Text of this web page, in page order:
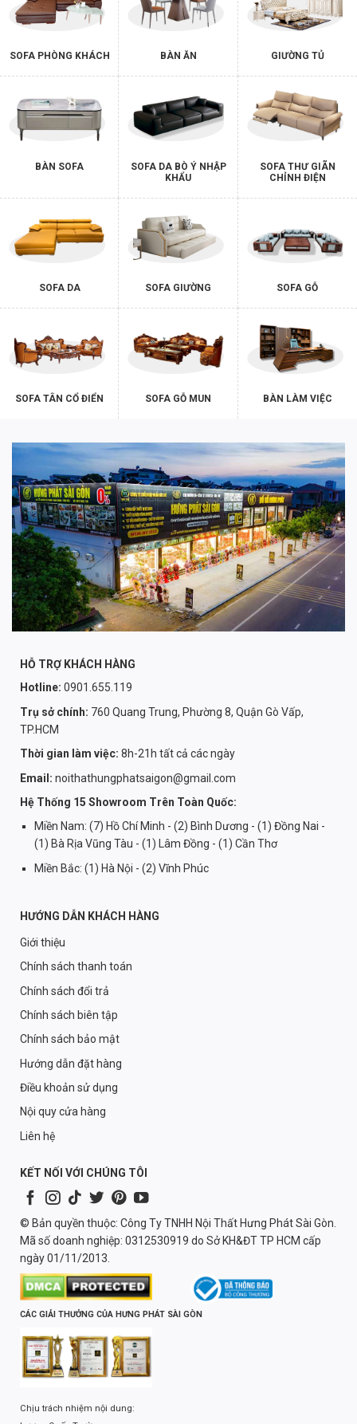
SOFA PHÒNG KHÁCH BÀN ĂN GIƯỜNG TỦ
BÀN SOFA
SOFA DA BÒ Ý NHẬP
KHẨU
SOFA THƯ GIÃN
CHỈNH ĐIỆN
SOFA DA SOFA GIƯỜNG SOFA GỖ
SOFA TÂN CỔ ĐIỂN SOFA GỖ MUN BÀN LÀM VIỆC
HỖ TRỢ KHÁCH HÀNG
Hotline: 0901.655.119
Trụ sở chính: 760 Quang Trung, Phường 8, Quận Gò Vấp,
TP.HCM
Thời gian làm việc: 8h-21h tất cả các ngày
Email: noithathungphatsaigon@gmail.com
Hệ Thống 15 Showroom Trên Toàn Quốc:
Miền Nam: (7) Hồ Chí Minh - (2) Bình Dương - (1) Đồng Nai -
(1) Bà Rịa Vũng Tàu - (1) Lâm Đồng - (1) Cần Thơ
Miền Bắc: (1) Hà Nội - (2) Vĩnh Phúc
HƯỚNG DẪN KHÁCH HÀNG
Giới thiệu
Chính sách thanh toán
Chính sách đổi trả
Chính sách biên tập
Chính sách bảo mật
Hướng dẫn đặt hàng
Điều khoản sử dụng
Nội quy cửa hàng
Liên hệ
KẾT NỐI VỚI CHÚNG TÔI
© Bản quyền thuộc: Công Ty TNHH Nội Thất Hưng Phát Sài Gòn.
Mã số doanh nghiệp: 0312530919 do Sở KH&ĐT TP HCM cấp
ngày 01/11/2013.
CÁC GIẢI THƯỞNG CỦA HƯNG PHÁT SÀI GÒN
Chịu trách nhiệm nội dung: